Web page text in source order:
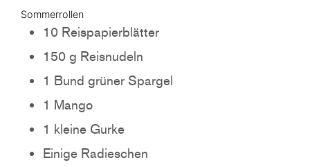
Sommerrollen
10 Reispapierblätter
150 g Reisnudeln
1 Bund grüner Spargel
1 Mango
1 kleine Gurke
Einige Radieschen